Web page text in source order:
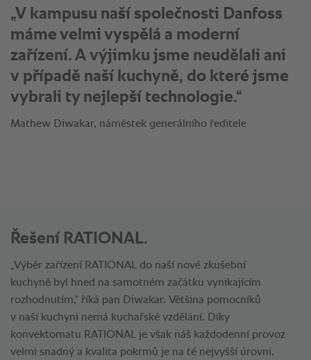
„Výsledek vaření rýže je neodolatelný:
V tradičním zařízení bychom dostali
z jednoho kila rýže 2,9 kilo, zatímco při
použití našeho konvektomatu
SelfCookingCenter®činí výtěžek
4 kila.“
Řešení RATIONAL.
„Výběr zařízení RATIONAL do naší nové zkušební
kuchyně byl hned na samotném začátku vynikajícím
rozhodnutím,“ říká pan Diwakar. Většina pomocníků
v naší kuchyni nemá kuchařské vzdělání. Díky
konvektomatu RATIONAL je však náš každodenní provoz
velmi snadný a kvalita pokrmů je na té nejvyšší úrovni.